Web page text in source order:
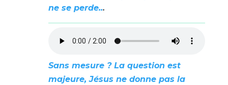
ne se perde...
Sans mesure ? La question est
majeure, Jésus ne donne pas la